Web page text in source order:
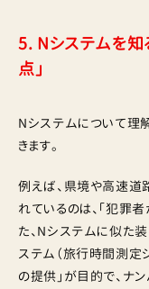
5. Nシステムを知
点」
Nシステムについて理
きます。
例えば、県境や高速道
れているのは、「犯罪
た、Nシステムに似た
ステム（旅行時間測定
の提供」が目的で、ナ